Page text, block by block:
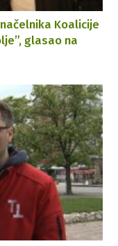
Koalicije
glasao na